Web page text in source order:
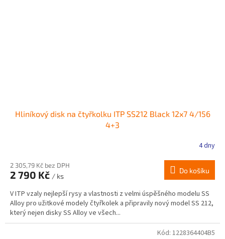
Hliníkový disk na čtyřkolku ITP SS212 Black 12x7 4/156
4+3
4 dny
2 305,79 Kč bez DPH
2 790 Kč / ks
Do košíku
V ITP vzaly nejlepší rysy a vlastnosti z velmi úspěšného modelu SS
Alloy pro užitkové modely čtyřkolek a připravily nový model SS 212,
který nejen disky SS Alloy ve všech...
Kód: 1228364404B5